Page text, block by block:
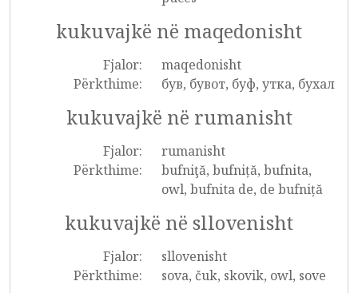
kukuvajkë në maqedonisht
Fjalor:
maqedonisht
Përkthime:
був, бувот, буф, утка, бухал
kukuvajkë në rumanisht
Fjalor:
rumanisht
Përkthime:
bufniţă, bufniță, bufnita,
owl, bufnita de, de bufniță
kukuvajkë në sllovenisht
Fjalor:
sllovenisht
Përkthime:
sova, čuk, skovik, owl, sove